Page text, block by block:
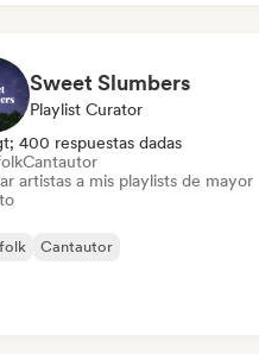
Sweet Slumbers
Playlist Curator
400 respuestas dadas
Cantautor
artistas a mis playlists de mayor
Cantautor